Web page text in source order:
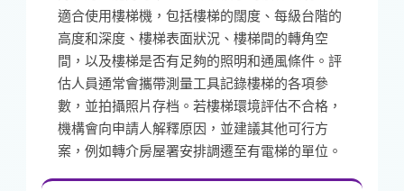
適合使用樓梯機，包括樓梯的闊度、每級台階的
高度和深度、樓梯表面狀況、樓梯間的轉角空
間，以及樓梯是否有足夠的照明和通風條件。評
估人員通常會攜帶測量工具記錄樓梯的各項參
數，並拍攝照片存档。若樓梯環境評估不合格，
機構會向申請人解釋原因，並建議其他可行方
案，例如轉介房屋署安排調遷至有電梯的單位。